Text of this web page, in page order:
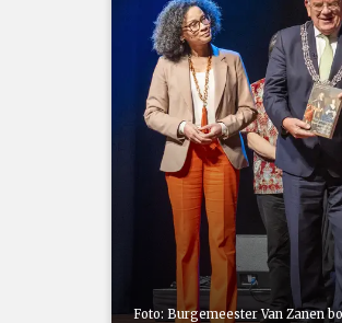
Foto: Burgemeester Van Zanen